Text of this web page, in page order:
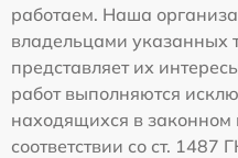
работаем. Наша
владельцами указанных
представляет их
работ выполняются
находящихся в законном
соответствии со ст. 1487